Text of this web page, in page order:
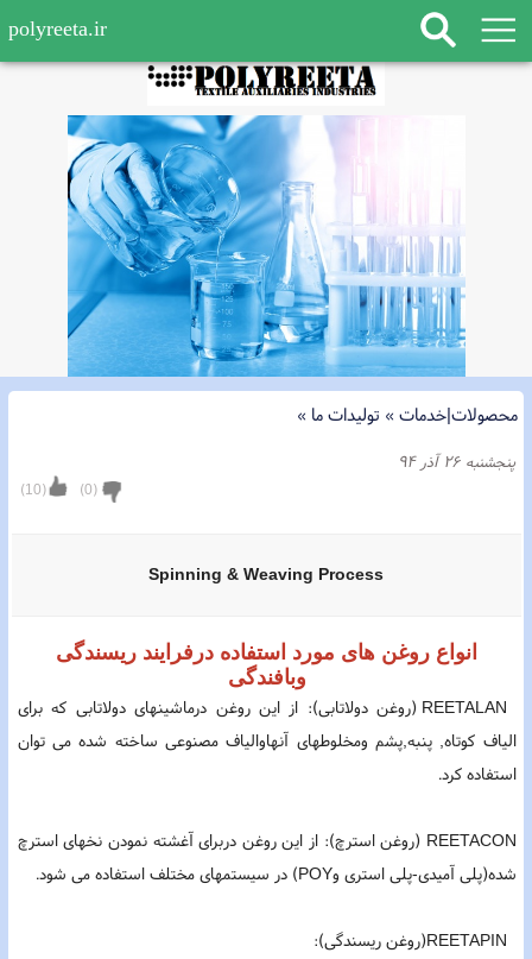
polyreeta.ir
محصولات|خدمات » تولیدات ما »
پنجشنبه ۲۶ آذر ۹۴
(
10
) (
0
)
Spinning & Weaving Process
انواع روغن های مورد استفاده درفرایند ریسندگی
وبافندگی
REETALAN (روغن دولاتابی): از این روغن درماشینهای دولاتابی که برای
الیاف کوتاه, پنبه,پشم ومخلوطهای آنهاوالیاف مصنوعی ساخته شده می توان
استفاده کرد.
REETACON (روغن استرچ): از این روغن دربرای آغشته نمودن نخهای استرچ
شده(پلی آمیدی-پلی استری وPOY) در سیستمهای مختلف استفاده می شود.